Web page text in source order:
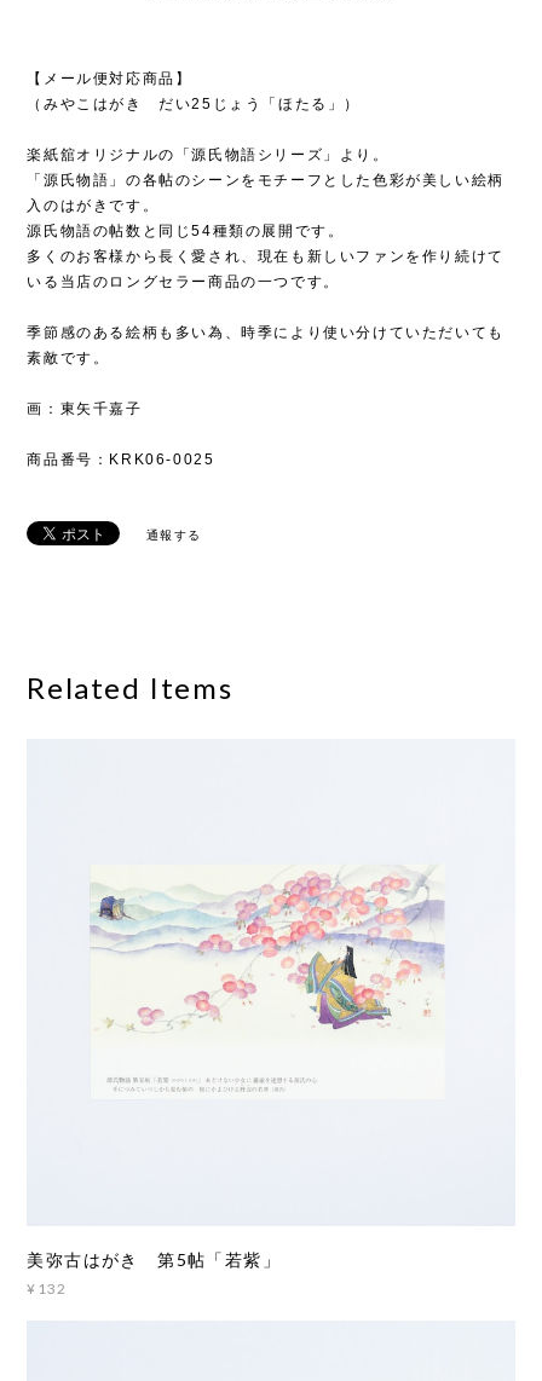
【メール便対応商品】
（みやこはがき だい25じょう「ほたる」）
楽紙舘オリジナルの「源氏物語シリーズ」より。
「源氏物語」の各帖のシーンをモチーフとした色彩が美しい絵柄
入のはがきです。
源氏物語の帖数と同じ54種類の展開です。
多くのお客様から長く愛され、現在も新しいファンを作り続けて
いる当店のロングセラー商品の一つです。
季節感のある絵柄も多い為、時季により使い分けていただいても
素敵です。
画：東矢千嘉子
商品番号：KRK06-0025
通報する
Related Items
美弥古はがき 第5帖「若紫」
¥132